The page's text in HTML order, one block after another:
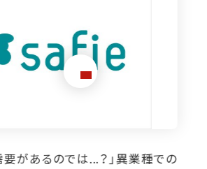
発掘に寄与。イプロス掲載によ